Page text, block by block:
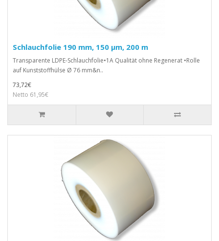
Schlauchfolie 190 mm, 150 µm, 200 m
Transparente LDPE-Schlauchfolie•1A Qualität ohne Regenerat •Rolle
auf Kunststoffhülse Ø 76 mm&n..
73,72€
Netto 61,95€